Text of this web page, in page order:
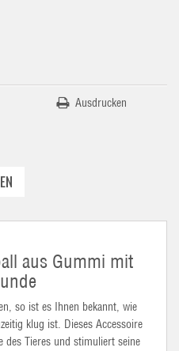
Ausdrucken
aus Gummi mit
so ist es Ihnen bekannt, wie
klug ist. Dieses Accessoire
des Tieres und stimuliert seine